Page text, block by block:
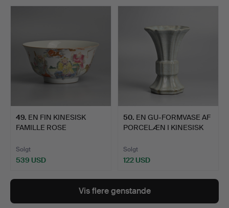
49. EN FIN KINESISK
FAMILLE ROSE
Solgt
539 USD
50. EN GU-FORMVASE AF
PORCELÆN I KINESISK
Solgt
122 USD
Vis flere genstande